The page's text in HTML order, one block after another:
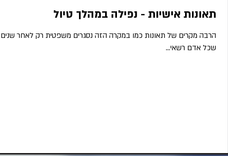
תאונות אישיות - נפילה במהלך טיול
שכל אדם רשאי...